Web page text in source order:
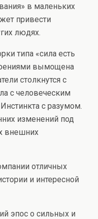
в маленьких
привести
людях.
типа «сила есть
вымощена
столкнутся с
с человеческим
с разумом.
изменений под
внешних
отличных
и интересной
эпос о сильных и